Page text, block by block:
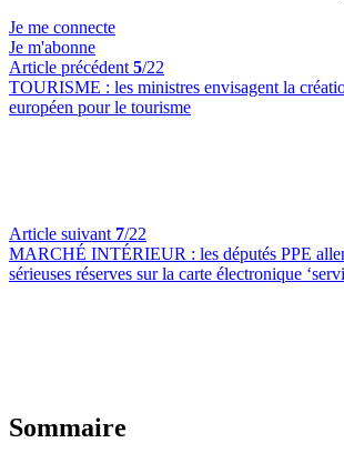
Je me connecte
Je m'abonne
Article précédent 5/22
TOURISME : les ministres envisagent la
européen pour le tourisme
Article suivant 7/22
MARCHÉ INTÉRIEUR : les députés PPE
sérieuses réserves sur la carte électronique
Sommaire